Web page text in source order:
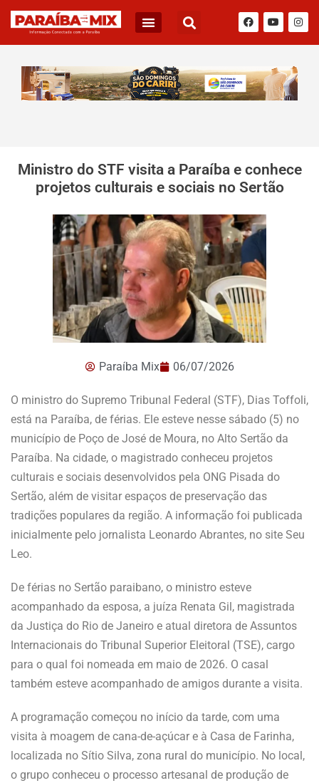
Ministro do STF visita a Paraíba e conhece
projetos culturais e sociais no Sertão
Paraíba Mix 06/07/2026
O ministro do Supremo Tribunal Federal (STF), Dias Toffoli,
está na Paraíba, de férias. Ele esteve nesse sábado (5) no
município de Poço de José de Moura, no Alto Sertão da
Paraíba. Na cidade, o magistrado conheceu projetos
culturais e sociais desenvolvidos pela ONG Pisada do
Sertão, além de visitar espaços de preservação das
tradições populares da região. A informação foi publicada
inicialmente pelo jornalista Leonardo Abrantes, no site Seu
Leo.
De férias no Sertão paraibano, o ministro esteve
acompanhado da esposa, a juíza Renata Gil, magistrada
da Justiça do Rio de Janeiro e atual diretora de Assuntos
Internacionais do Tribunal Superior Eleitoral (TSE), cargo
para o qual foi nomeada em maio de 2026. O casal
também esteve acompanhado de amigos durante a visita.
A programação começou no início da tarde, com uma
visita à moagem de cana-de-açúcar e à Casa de Farinha,
localizada no Sítio Silva, zona rural do município. No local,
o grupo conheceu o processo artesanal de produção de